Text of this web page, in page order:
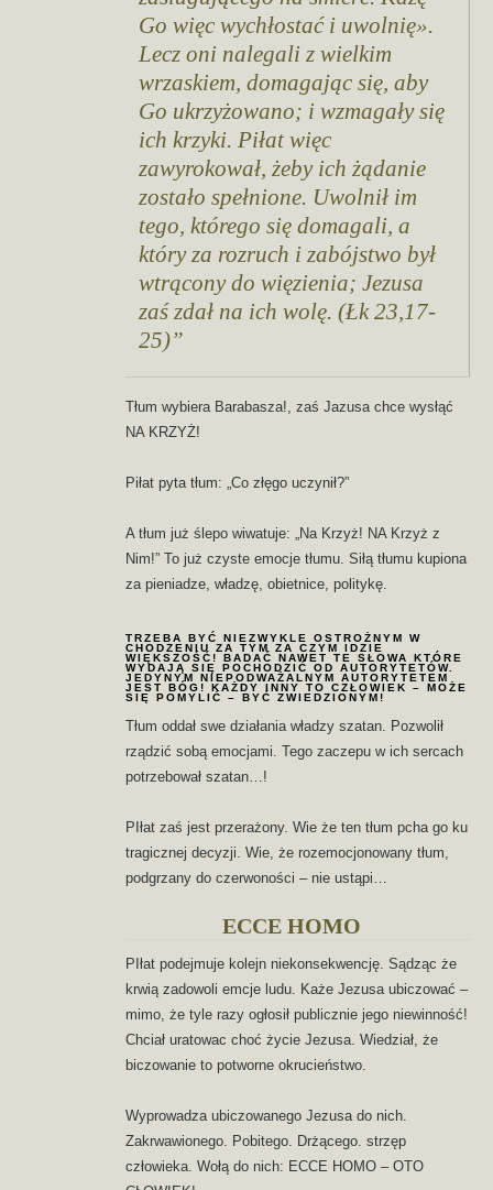
Go więc wychłostać i uwolnię».
Lecz oni nalegali z wielkim
wrzaskiem, domagając się, aby
Go ukrzyżowano; i wzmagały się
ich krzyki. Piłat więc
zawyrokował, żeby ich żądanie
zostało spełnione. Uwolnił im
tego, którego się domagali, a
który za rozruch i zabójstwo był
wtrącony do więzienia; Jezusa
zaś zdał na ich wolę. (Łk 23,17-
25)
Tłum wybiera Barabasza!, zaś Jazusa chce wysłąć
NA KRZYŻ!
Piłat pyta tłum: „Co złęgo uczynił?”
A tłum już ślepo wiwatuje: „Na Krzyż! NA Krzyż z
Nim!” To już czyste emocje tłumu. Siłą tłumu kupiona
za pieniadze, władzę, obietnice, politykę.
TRZEBA BYĆ NIEZWYKLE OSTROŻNYM W
CHODZENIU ZA TYM ZA CZYM IDZIE
WIĘKSZOŚĆ! BADAĆ NAWET TE SŁOWA KTÓRE
WYDAJĄ SIĘ POCHODZIĆ OD AUTORYTETÓW.
JEDYNYM NIEPODWAŻALNYM AUTORYTETEM
JEST BÓG! KAŻDY INNY TO CZŁOWIEK – MOŻE
SIĘ POMYLIĆ – BYĆ ZWIEDZIONYM!
Tłum oddał swe działania władzy szatan. Pozwolił
rządzić sobą emocjami. Tego zaczepu w ich sercach
potrzebował szatan…!
PIłat zaś jest przerażony. Wie że ten tłum pcha go ku
tragicznej decyzji. Wie, że rozemocjonowany tłum,
podgrzany do czerwoności – nie ustąpi…
ECCE HOMO
PIłat podejmuje kolejn niekonsekwencję. Sądząc że
krwią zadowoli emcje ludu. Każe Jezusa ubiczować –
mimo, że tyle razy ogłosił publicznie jego niewinność!
Chciał uratowac choć życie Jezusa. Wiedział, że
biczowanie to potworne okrucieństwo.
Wyprowadza ubiczowanego Jezusa do nich.
Zakrwawionego. Pobitego. Drżącego. strzęp
człowieka. Wołą do nich: ECCE HOMO – OTO